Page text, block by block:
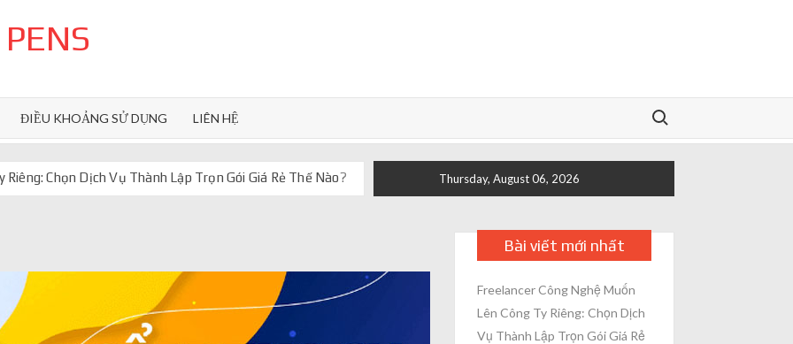
ĐIỀU KHOẢNG SỬ DỤNG LIÊN HỆ
Search for:
Chọn Dịch Vụ Thành Lập Trọn Gói Giá Rẻ Thế Nào?
và AI agent
web phản hồi 24/7
truyền thống ra sao
Thursday, August 06, 2026
Bài viết mới nhất
Freelancer Công Nghệ Muốn
Lên Công Ty Riêng: Chọn Dịch
Vụ Thành Lập Trọn Gói Giá Rẻ